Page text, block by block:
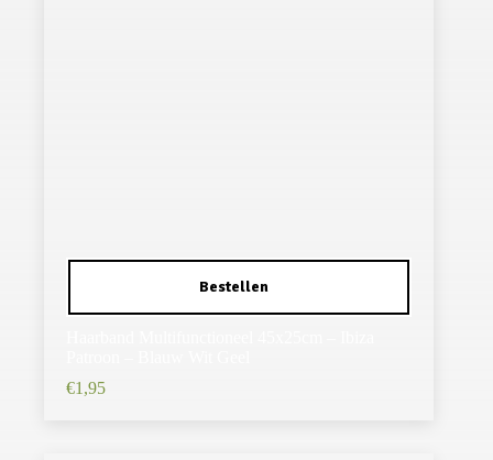
€1,95